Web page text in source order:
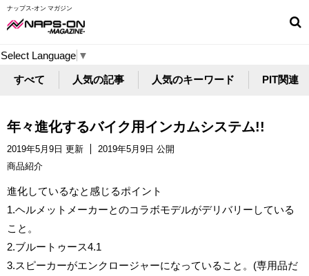
ナップス-オン マガジン
Select Language ▼
すべて 人気の記事 人気のキーワード PIT関連
年々進化するバイク用インカムシステム!!
2019年5月9日 更新
2019年5月9日 公開
商品紹介
進化しているなと感じるポイント
1.ヘルメットメーカーとのコラボモデルがデリバリーしている
こと。
2.ブルートゥース4.1
3.スピーカーがエンクロージャーになっていること。(専用品だ